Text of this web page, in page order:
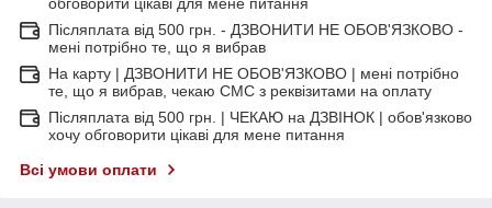
Післяплата від 500 грн. - ДЗВОНИТИ НЕ ОБОВ'ЯЗКОВО -
мені потрібно те, що я вибрав
На карту | ДЗВОНИТИ НЕ ОБОВ'ЯЗКОВО | мені потрібно
те, що я вибрав, чекаю СМС з реквізитами на оплату
Післяплата від 500 грн. | ЧЕКАЮ на ДЗВІНОК | обов'язково
хочу обговорити цікаві для мене питання
Всі умови оплати